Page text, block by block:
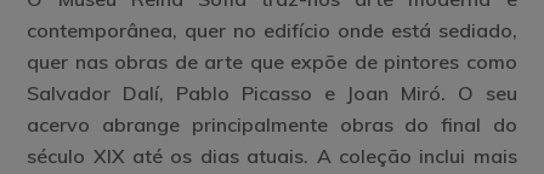
contemporânea, quer no edifício onde está sediado,
quer nas obras de arte que expõe de pintores como
Salvador Dalí, Pablo Picasso e Joan Miró. O seu
acervo abrange principalmente obras do final do
século XIX até os dias atuais. A coleção inclui mais